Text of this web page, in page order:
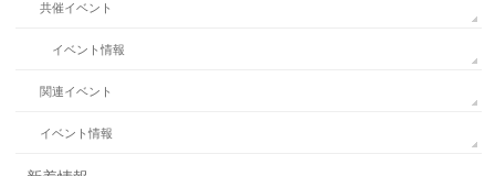
共催イベント
イベント情報
関連イベント
イベント情報